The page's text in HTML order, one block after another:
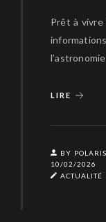
Prêt à vivre
LIRE
BY
10/02/2026
ACTUALITÉ